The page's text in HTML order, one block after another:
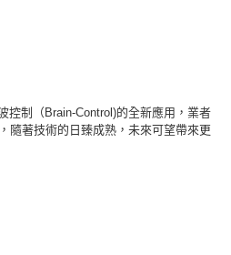
控制（Brain-Control)的全新應用，業者
隨著技術的日臻成熟，未來可望帶來更